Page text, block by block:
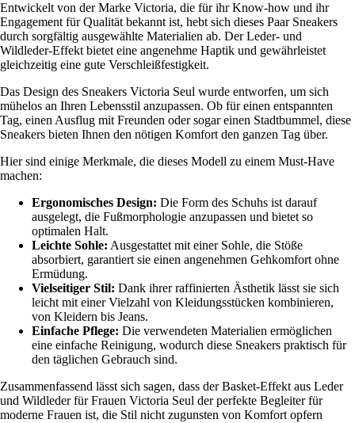
Entwickelt von der Marke Victoria, die für ihr Know-how und ihr
Engagement für Qualität bekannt ist, hebt sich dieses Paar Sneakers
durch sorgfältig ausgewählte Materialien ab. Der Leder- und
Wildleder-Effekt bietet eine angenehme Haptik und gewährleistet
gleichzeitig eine gute Verschleißfestigkeit.
Das Design des Sneakers Victoria Seul wurde entworfen, um sich
mühelos an Ihren Lebensstil anzupassen. Ob für einen entspannten
Tag, einen Ausflug mit Freunden oder sogar einen Stadtbummel, diese
Sneakers bieten Ihnen den nötigen Komfort den ganzen Tag über.
Hier sind einige Merkmale, die dieses Modell zu einem Must-Have
machen:
Ergonomisches Design: Die Form des Schuhs ist darauf
ausgelegt, die Fußmorphologie anzupassen und bietet so
optimalen Halt.
Leichte Sohle: Ausgestattet mit einer Sohle, die Stöße
absorbiert, garantiert sie einen angenehmen Gehkomfort ohne
Ermüdung.
Vielseitiger Stil: Dank ihrer raffinierten Ästhetik lässt sie sich
leicht mit einer Vielzahl von Kleidungsstücken kombinieren,
von Kleidern bis Jeans.
Einfache Pflege: Die verwendeten Materialien ermöglichen
eine einfache Reinigung, wodurch diese Sneakers praktisch für
den täglichen Gebrauch sind.
Zusammenfassend lässt sich sagen, dass der Basket-Effekt aus Leder
und Wildleder für Frauen Victoria Seul der perfekte Begleiter für
moderne Frauen ist, die Stil nicht zugunsten von Komfort opfern